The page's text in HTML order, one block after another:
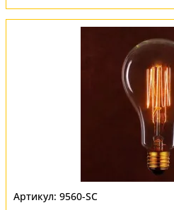
9560-SC